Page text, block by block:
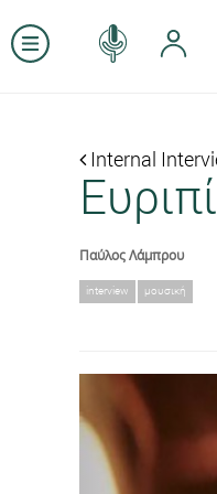
Internal
Παύλος Λάμπρου
interview μουσική